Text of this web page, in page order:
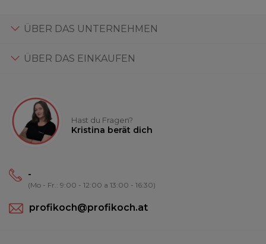
ÜBER DAS UNTERNEHMEN
ÜBER DAS EINKAUFEN
Hast du Fragen?
Kristina berät dich
-
(Mo - Fr.: 9:00 - 12:00 a 13:00 - 16:30)
profikoch@profikoch.at